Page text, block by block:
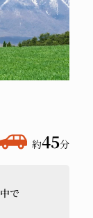
約45分
中で